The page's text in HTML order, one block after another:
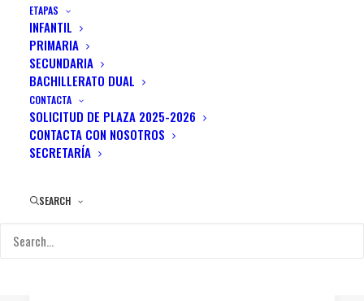
ETAPAS
INFANTIL
PRIMARIA
SECUNDARIA
BACHILLERATO DUAL
CONTACTA
SOLICITUD DE PLAZA 2025-2026
CONTACTA CON NOSOTROS
SECRETARÍA
SEARCH
24 marzo, 2025
EXPERIMENTA 2025